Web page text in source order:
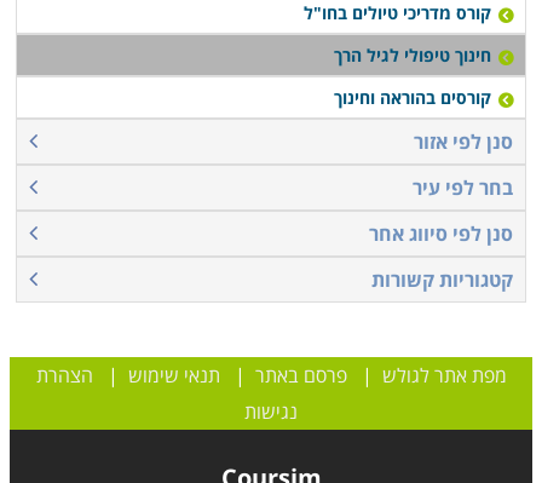
קורס מדריכי טיולים בחו"ל
חינוך טיפולי לגיל הרך
קורסים בהוראה וחינוך
סנן לפי אזור
בחר לפי עיר
סנן לפי סיווג אחר
קטגוריות קשורות
מפת אתר לגולש |פרסם באתר | תנאי שימוש | הצהרת
נגישות